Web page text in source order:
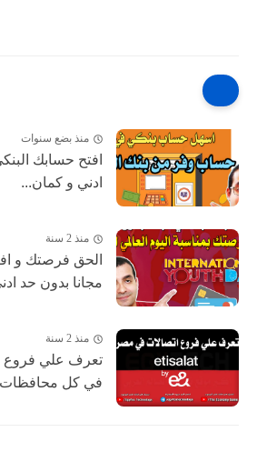
منذ بضع سنوات
افتح حسابك
ادني و كمان...
منذ 2 سنة
الحق فرصتك و
مجانا بدون حد
منذ 2 سنة
في كل